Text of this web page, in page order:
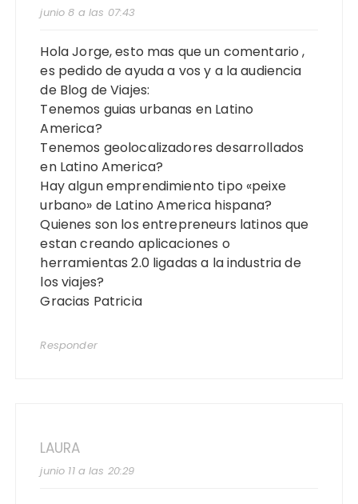
junio 8 a las 07:43
Hola Jorge, esto mas que un comentario ,
es pedido de ayuda a vos y a la audiencia
de Blog de Viajes:
Tenemos guias urbanas en Latino
America?
Tenemos geolocalizadores desarrollados
en Latino America?
Hay algun emprendimiento tipo «peixe
urbano» de Latino America hispana?
Quienes son los entrepreneurs latinos que
estan creando aplicaciones o
herramientas 2.0 ligadas a la industria de
los viajes?
Gracias Patricia
Responder
LAURA
junio 11 a las 20:29